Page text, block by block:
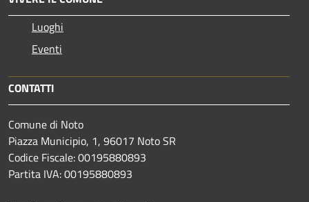
Luoghi
Eventi
CONTATTI
Comune di Noto
Piazza Municipio, 1, 96017 Noto SR
Codice Fiscale: 00195880893
Partita IVA: 00195880893